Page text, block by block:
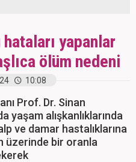
yapanlar
ölüm nedeni
10:08
Prof. Dr. Sinan
yaşam alışkanlıklarında
ve damar hastalıklarına
üzerinde bir oranla